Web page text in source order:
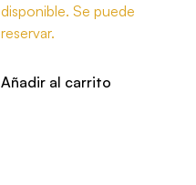
disponible. Se puede
reservar.
Añadir al carrito